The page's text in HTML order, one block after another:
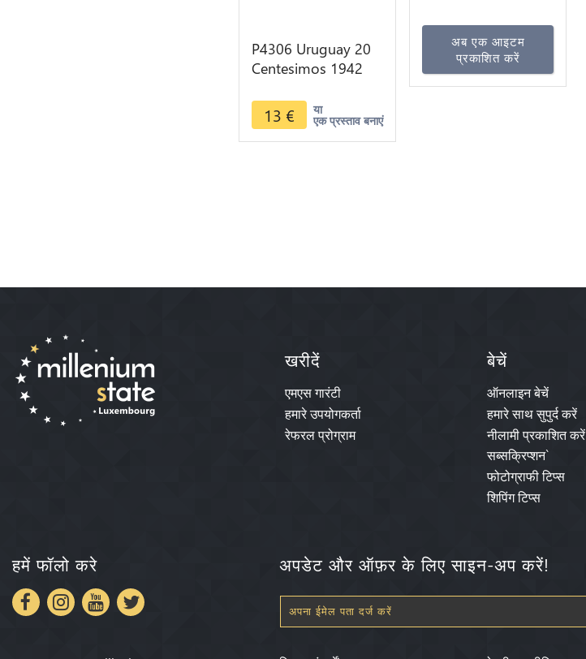
P4306 Uruguay 20
Centesimos 1942
> Make offer
13 € या
एक प्रस्ताव बनाएं
अब एक आइटम
प्रकाशित करें
खरीदें
एमएस गारंटी
हमारे उपयोगकर्ता
रेफरल प्रोग्राम
बेचें
ऑनलाइन बेचें
हमारे साथ सुपुर्द करें
नीलामी प्रकाशित करें
सब्सक्रिप्शन`
फोटोग्राफी टिप्स
शिपिंग टिप्स
हमें फॉलो करे अपडेट और ऑफ़र के लिए साइन-अप करें!